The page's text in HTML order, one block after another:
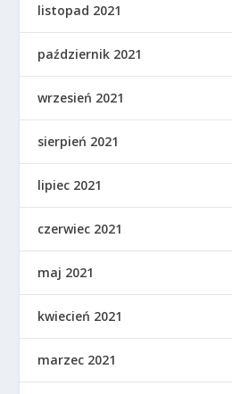
listopad 2021
październik 2021
wrzesień 2021
sierpień 2021
lipiec 2021
czerwiec 2021
maj 2021
kwiecień 2021
marzec 2021